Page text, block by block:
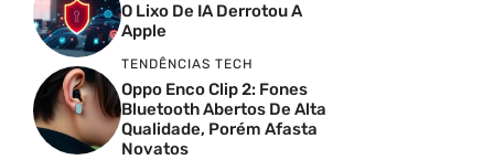
O Lixo De IA Derrotou A
Apple
TENDÊNCIAS TECH
Oppo Enco Clip 2: Fones
Bluetooth Abertos De Alta
Qualidade, Porém Afasta
Novatos